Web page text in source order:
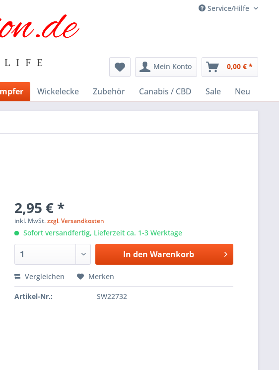
Service/Hilfe
Mein Konto 0,00 € *
Wickelecke Zubehör Canabis / CBD Sale Neu
2,95 € *
inkl. MwSt.zzgl. Versandkosten
Sofort versandfertig, Lieferzeit ca. 1-3 Werktage
In den Warenkorb
Vergleichen Merken
Artikel-Nr.: SW22732